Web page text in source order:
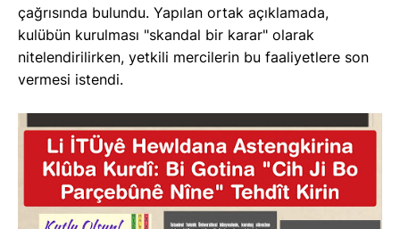
çağrısında bulundu. Yapılan ortak açıklamada,
kulübün kurulması "skandal bir karar" olarak
nitelendirilirken, yetkili mercilerin bu faaliyetlere son
vermesi istendi.